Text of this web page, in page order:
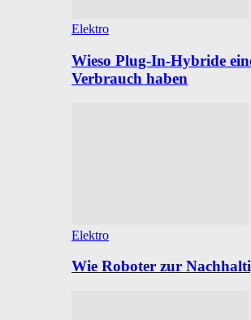
Elektro
Wieso Plug-In-Hybride
Verbrauch haben
Elektro
Wie Roboter zur